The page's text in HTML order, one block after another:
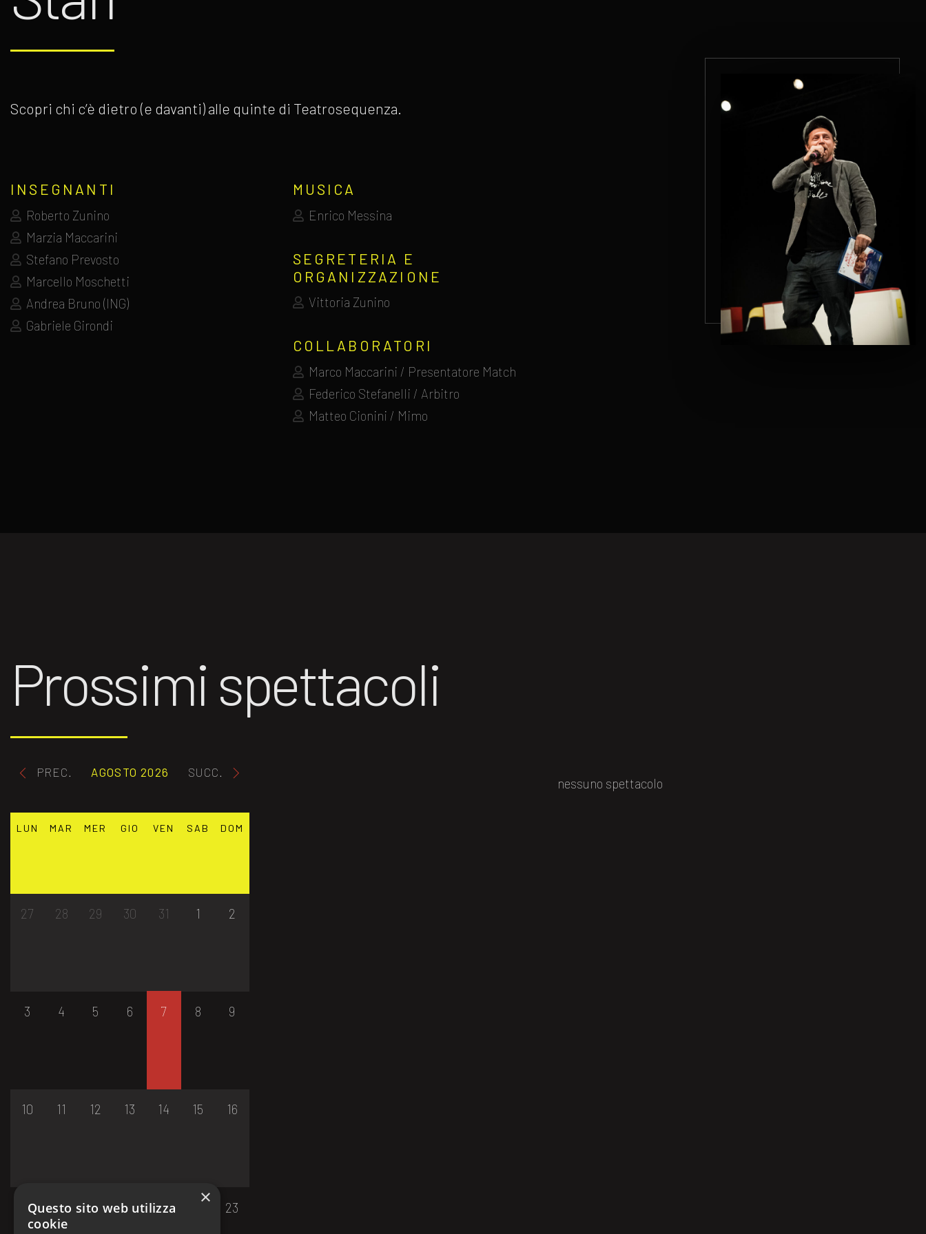
Scopri chi c’è dietro (e davanti) alle quinte di Teatrosequenza.
INSEGNANTI
Roberto Zunino
Marzia Maccarini
Stefano Prevosto
Marcello Moschetti
Andrea Bruno (ING)
Gabriele Girondi
MUSICA
Enrico Messina
SEGRETERIA E
ORGANIZZAZIONE
Vittoria Zunino
COLLABORATORI
Marco Maccarini / Presentatore Match
Federico Stefanelli / Arbitro
Matteo Cionini / Mimo
Prossimi spettacoli
PREC. AGOSTO 2026 SUCC.
LUN MAR MER GIO VEN SAB DOM
27 28 29 30 31 1 2
3 4 5 6 7 8 9
10 11 12 13 14 15 16
17 18 19 20 21 22 23
nessuno spettacolo
×
Questo sito web utilizza
cookie